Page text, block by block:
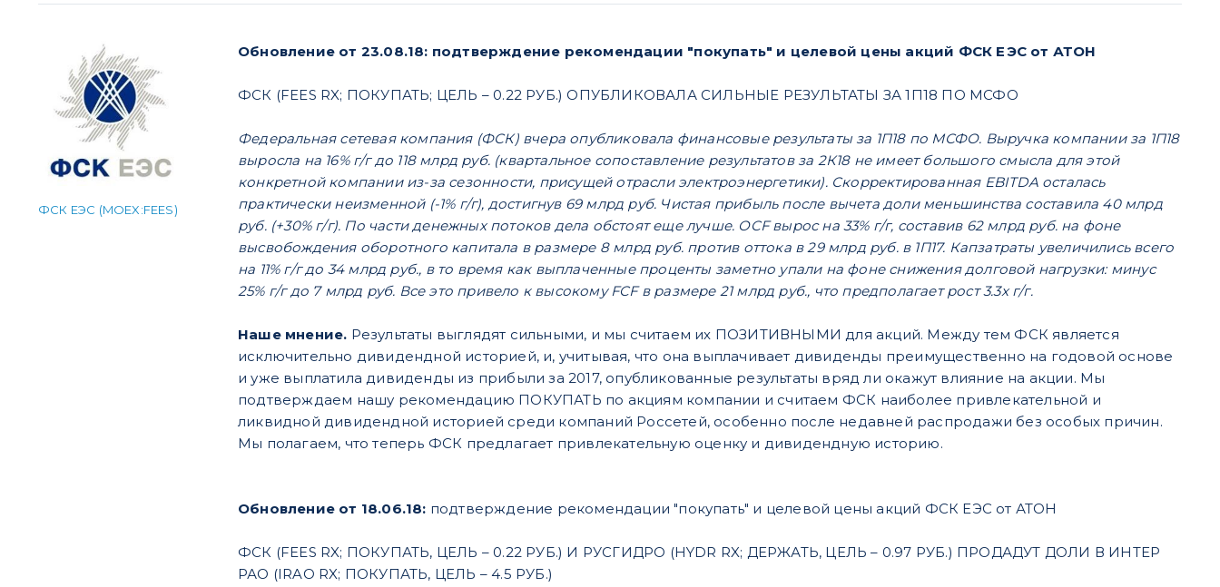
ФСК ЕЭС (MOEX:FEES)
Обновление от 23.08.18: подтверждение рекомендации "покупать" и целевой цены акций ФСК ЕЭС от АТОН
ФСК (FEES RX; ПОКУПАТЬ; ЦЕЛЬ – 0.22 РУБ.) ОПУБЛИКОВАЛА СИЛЬНЫЕ РЕЗУЛЬТАТЫ ЗА 1П18 ПО МСФО
Федеральная сетевая компания (ФСК) вчера опубликовала финансовые результаты за 1П18 по МСФО. Выручка компании за 1П18
выросла на 16% г/г до 118 млрд руб. (квартальное сопоставление результатов за 2К18 не имеет большого смысла для этой
конкретной компании из-за сезонности, присущей отрасли электроэнергетики). Скорректированная EBITDA осталась
практически неизменной (-1% г/г), достигнув 69 млрд руб. Чистая прибыль после вычета доли меньшинства составила 40 млрд
руб. (+30% г/г). По части денежных потоков дела обстоят еще лучше. OCF вырос на 33% г/г, составив 62 млрд руб. на фоне
высвобождения оборотного капитала в размере 8 млрд руб. против оттока в 29 млрд руб. в 1П17. Капзатраты увеличились всего
на 11% г/г до 34 млрд руб., в то время как выплаченные проценты заметно упали на фоне снижения долговой нагрузки: минус
25% г/г до 7 млрд руб. Все это привело к высокому FCF в размере 21 млрд руб., что предполагает рост 3.3x г/г.
Наше мнение. Результаты выглядят сильными, и мы считаем их ПОЗИТИВНЫМИ для акций. Между тем ФСК является
исключительно дивидендной историей, и, учитывая, что она выплачивает дивиденды преимущественно на годовой основе
и уже выплатила дивиденды из прибыли за 2017, опубликованные результаты вряд ли окажут влияние на акции. Мы
подтверждаем нашу рекомендацию ПОКУПАТЬ по акциям компании и считаем ФСК наиболее привлекательной и
ликвидной дивидендной историей среди компаний Россетей, особенно после недавней распродажи без особых причин.
Мы полагаем, что теперь ФСК предлагает привлекательную оценку и дивидендную историю.
Обновление от 18.06.18: подтверждение рекомендации "покупать" и целевой цены акций ФСК ЕЭС от АТОН
ФСК (FEES RX; ПОКУПАТЬ, ЦЕЛЬ – 0.22 РУБ.) И РУСГИДРО (HYDR RX; ДЕРЖАТЬ, ЦЕЛЬ – 0.97 РУБ.) ПРОДАДУТ ДОЛИ В ИНТЕР
РАО (IRAO RX; ПОКУПАТЬ, ЦЕЛЬ – 4.5 РУБ.)